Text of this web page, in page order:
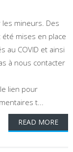
mineurs. Des
mises en place
au COVID et ainsi
à nous contacter
lien pour
t...
READ MORE